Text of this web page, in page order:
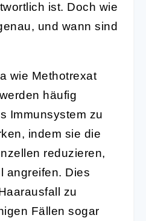
ist. Doch wie
und wann sind
wie Methotrexat
häufig
Immunsystem zu
indem sie die
reduzieren,
angreifen. Dies
zu
Fällen sogar